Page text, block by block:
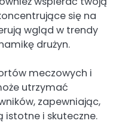
się na
wgląd w trendy
drużyn.
meczowych i
utrzymać
zapewniając,
istotne i skuteczne.